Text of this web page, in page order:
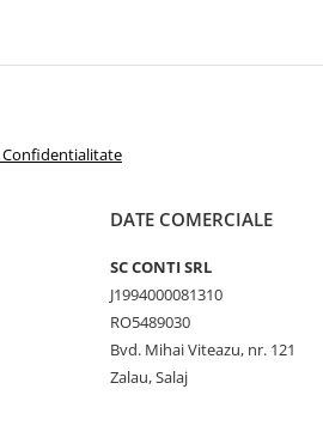
Confidentialitate
DATE COMERCIALE
SC CONTI SRL
J1994000081310
RO5489030
Bvd. Mihai Viteazu, nr. 121
Zalau, Salaj